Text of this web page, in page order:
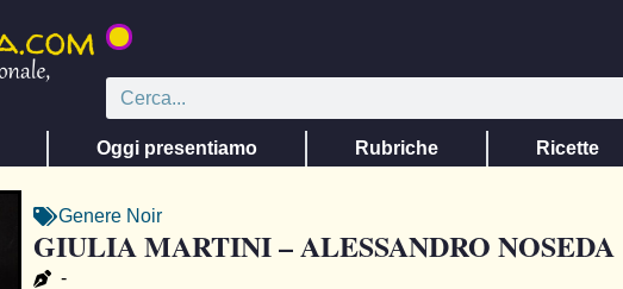
Oggi presentiamo Rubriche Ricette
Genere Noir
GIULIA MARTINI – ALESSANDRO NOSEDA
-